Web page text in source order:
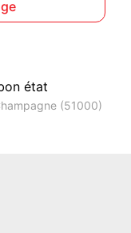
état
(51000)